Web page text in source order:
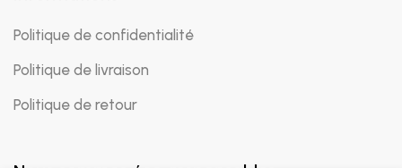
Politique de confidentialité
Politique de livraison
Politique de retour